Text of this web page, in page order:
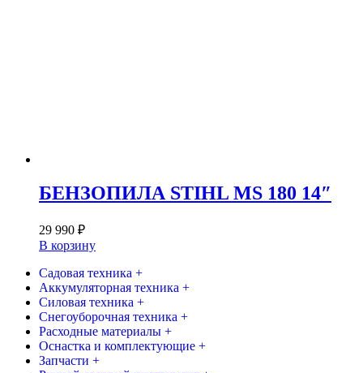
БЕНЗОПИЛА STIHL MS 180 14″
29 990 ₽
В корзину
Садовая техника +
Аккумуляторная техника +
Силовая техника +
Снегоуборочная техника +
Расходные материалы +
Оснастка и комплектующие +
Запчасти +